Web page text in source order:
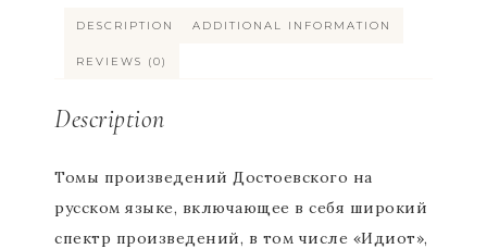
DESCRIPTION ADDITIONAL INFORMATION
REVIEWS (0)
Description
Томы произведений Достоевского на
русском языке, включающее в себя широкий
спектр произведений, в том числе «Идиот»,